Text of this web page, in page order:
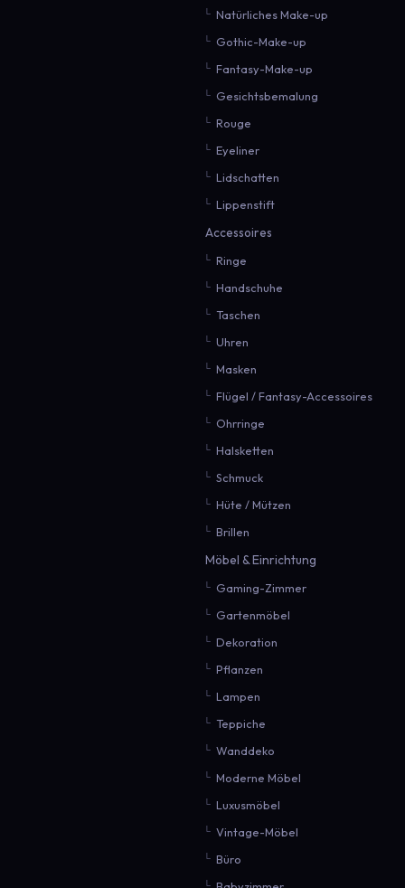
Natürliches Make-up
Gothic-Make-up
Fantasy-Make-up
Gesichtsbemalung
Rouge
Eyeliner
Lidschatten
Lippenstift
Accessoires
Ringe
Handschuhe
Taschen
Uhren
Masken
Flügel / Fantasy-Accessoires
Ohrringe
Halsketten
Schmuck
Hüte / Mützen
Brillen
Möbel & Einrichtung
Gaming-Zimmer
Gartenmöbel
Dekoration
Pflanzen
Lampen
Teppiche
Wanddeko
Moderne Möbel
Luxusmöbel
Vintage-Möbel
Büro